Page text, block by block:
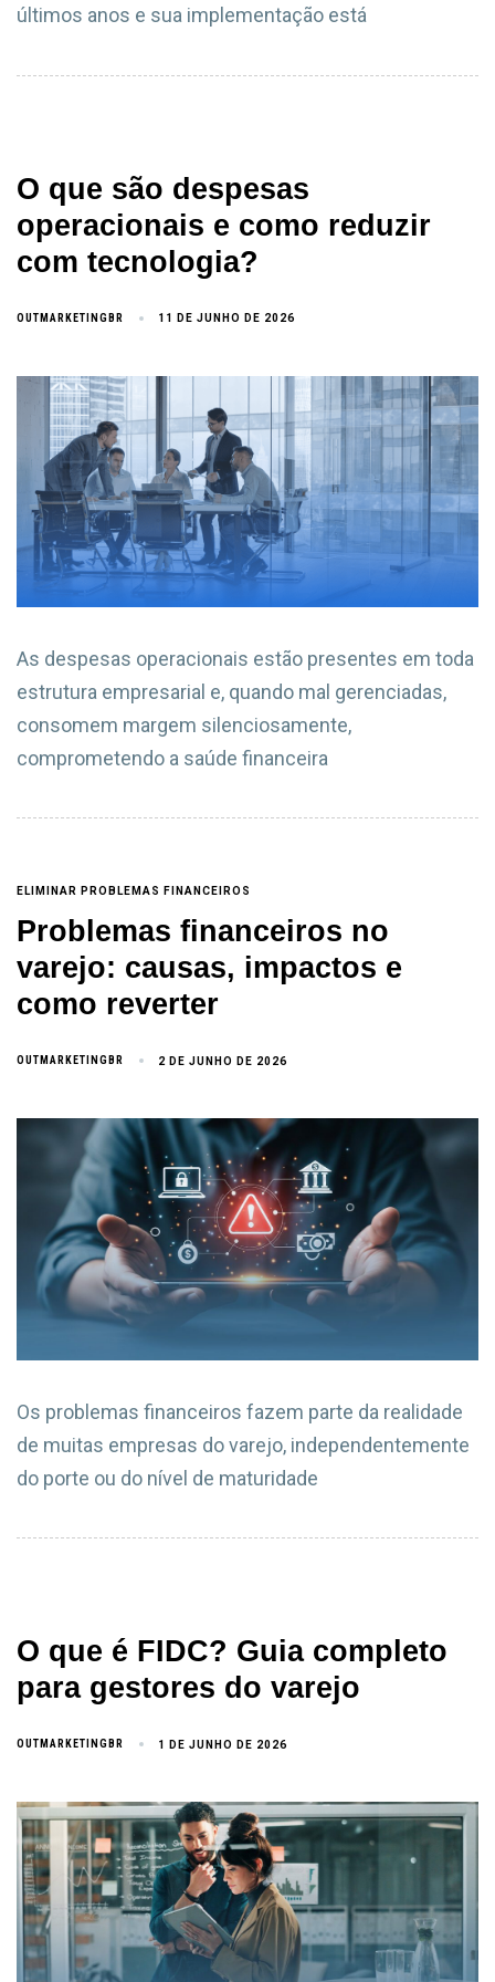
últimos anos e sua implementação está
O que são despesas
operacionais e como reduzir
com tecnologia?
OUTMARKETINGBR 11 DE JUNHO DE 2026
As despesas operacionais estão presentes em toda
estrutura empresarial e, quando mal gerenciadas,
consomem margem silenciosamente,
comprometendo a saúde financeira
ELIMINAR PROBLEMAS FINANCEIROS
Problemas financeiros no
varejo: causas, impactos e
como reverter
OUTMARKETINGBR 2 DE JUNHO DE 2026
Os problemas financeiros fazem parte da realidade
de muitas empresas do varejo, independentemente
do porte ou do nível de maturidade
O que é FIDC? Guia completo
para gestores do varejo
OUTMARKETINGBR 1 DE JUNHO DE 2026